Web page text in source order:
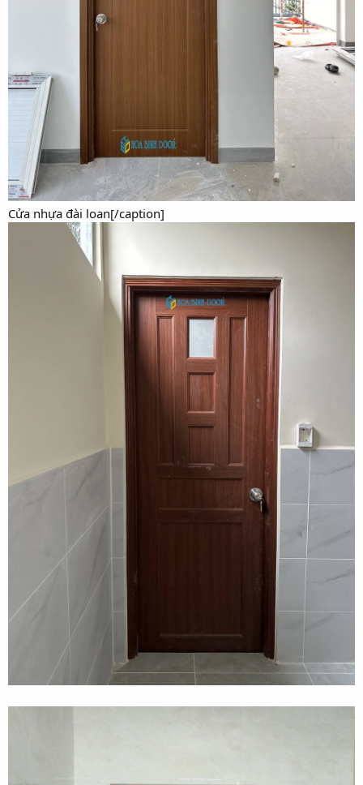
Cửa nhựa đài loan[/caption]